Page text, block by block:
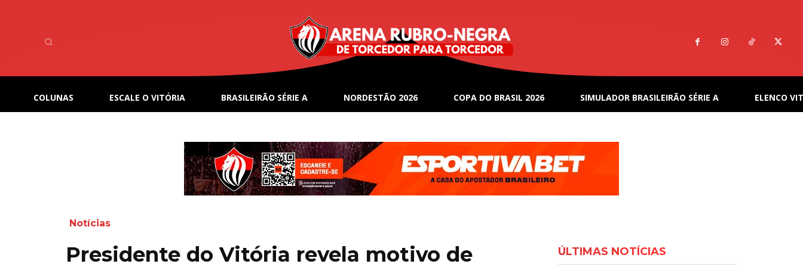
COLUNAS ESCALE O VITÓRIA BRASILEIRÃO SÉRIE A NORDESTÃO 2026 COPA DO BRASIL 2026 SIMULADOR BRASILEIRÃO SÉRIE A ELENCO
Notícias
Presidente do Vitória revela motivo de ÚLTIMAS NOTÍCIAS